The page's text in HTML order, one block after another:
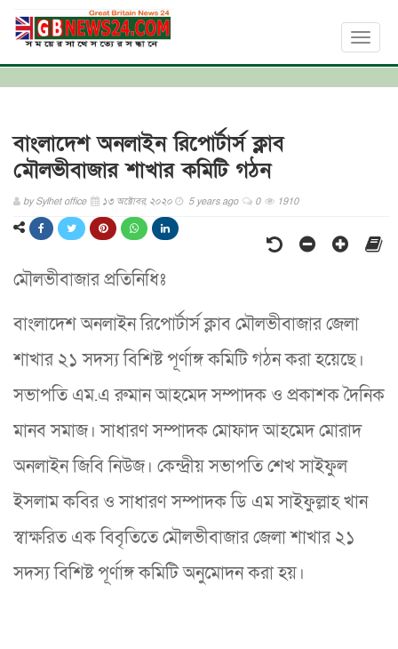
Toggle
বাংলাদেশ অনলাইন রিপোর্টার্স ক্লাব
মৌলভীবাজার শাখার কমিটি গঠন
bySylhet office ১৩ অক্টোবর, ২০২০ 5 years ago 0 1910
মৌলভীবাজার প্রতিনিধিঃ
বাংলাদেশ অনলাইন রিপোর্টার্স ক্লাব মৌলভীবাজার জেলা
শাখার ২১ সদস্য বিশিষ্ট পূর্ণাঙ্গ কমিটি গঠন করা হয়েছে।
সভাপতি এম.এ রুমান আহমেদ সম্পাদক ও প্রকাশক দৈনিক
মানব সমাজ। সাধারণ সম্পাদক মোফাদ আহমেদ মোরাদ
অনলাইন জিবি নিউজ। কেন্দ্রীয় সভাপতি শেখ সাইফুল
ইসলাম কবির ও সাধারণ সম্পাদক ডি এম সাইফুল্লাহ খান
স্বাক্ষরিত এক বিবৃতিতে মৌলভীবাজার জেলা শাখার ২১
সদস্য বিশিষ্ট পূর্ণাঙ্গ কমিটি অনুমোদন করা হয়।